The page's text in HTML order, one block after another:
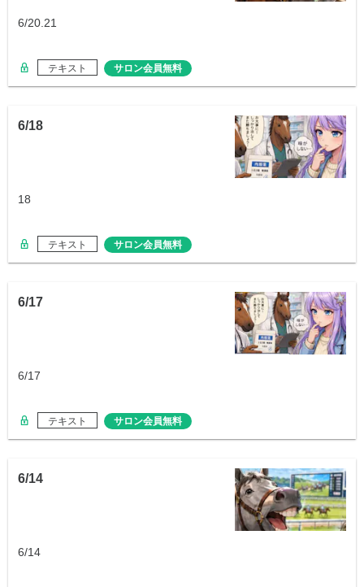
6/20.21
テキスト サロン会員無料
6/18
18
テキスト サロン会員無料
6/17
6/17
テキスト サロン会員無料
6/14
6/14